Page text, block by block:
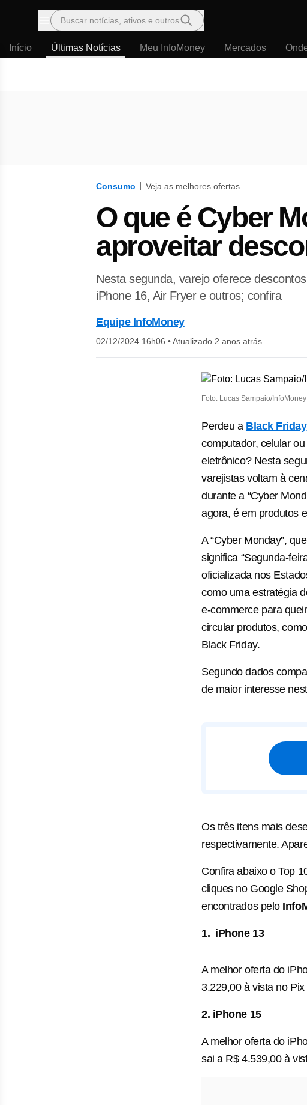
Menu
Buscar notícias, ativos e outros
Início Últimas Notícias Meu InfoMoney Mercados
Consumo Veja as melhores ofertas
O que é Cyber
aproveitar
Nesta segunda, varejo oferece
iPhone 16, Air Fryer e outros; confira
Equipe InfoMoney
02/12/2024 16h06 •Atualizado 2 anos atrás
Foto: Lucas Sampaio/InfoMoney
Perdeu a Black Friday
computador, celular
eletrônico? Nesta
varejistas voltam à
durante a “Cyber
agora, é em produtos
A “Cyber Monday”,
significa “Segunda-
oficializada nos
como uma estratégia
e-commerce para
circular produtos,
Black Friday.
Segundo dados
de maior interesse
Os três itens mais
respectivamente.
Confira abaixo o Top
cliques no Google
encontrados pelo
1. iPhone 13
A melhor oferta do
3.229,00 à vista no
2. iPhone 15
A melhor oferta do
sai a R$ 4.539,00 à